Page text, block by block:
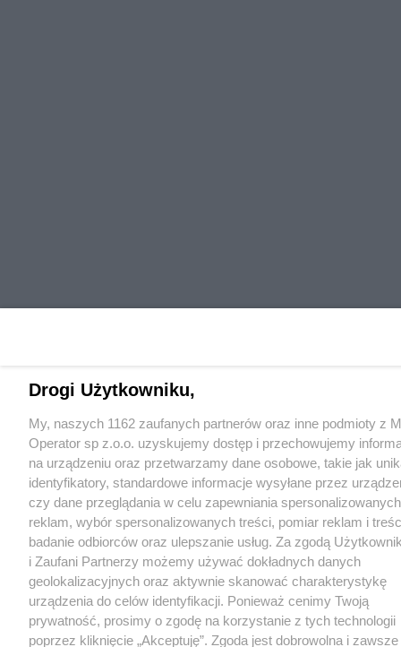
Drogi Użytkowniku,
My, naszych 1162 zaufanych partnerów oraz inne podmioty z
Operator sp z.o.o. uzyskujemy dostęp i przechowujemy
na urządzeniu oraz przetwarzamy dane osobowe, takie jak
identyfikatory, standardowe informacje wysyłane przez
czy dane przeglądania w celu zapewniania spersonalizowanych
reklam, wybór spersonalizowanych treści, pomiar reklam i
badanie odbiorców oraz ulepszanie usług. Za zgodą
i Zaufani Partnerzy możemy używać dokładnych danych
geolokalizacyjnych oraz aktywnie skanować charakterystykę
urządzenia do celów identyfikacji. Ponieważ cenimy Twoją
prywatność, prosimy o zgodę na korzystanie z tych technologii
poprzez kliknięcie „Akceptuję”. Zgoda jest dobrowolna i zawsze